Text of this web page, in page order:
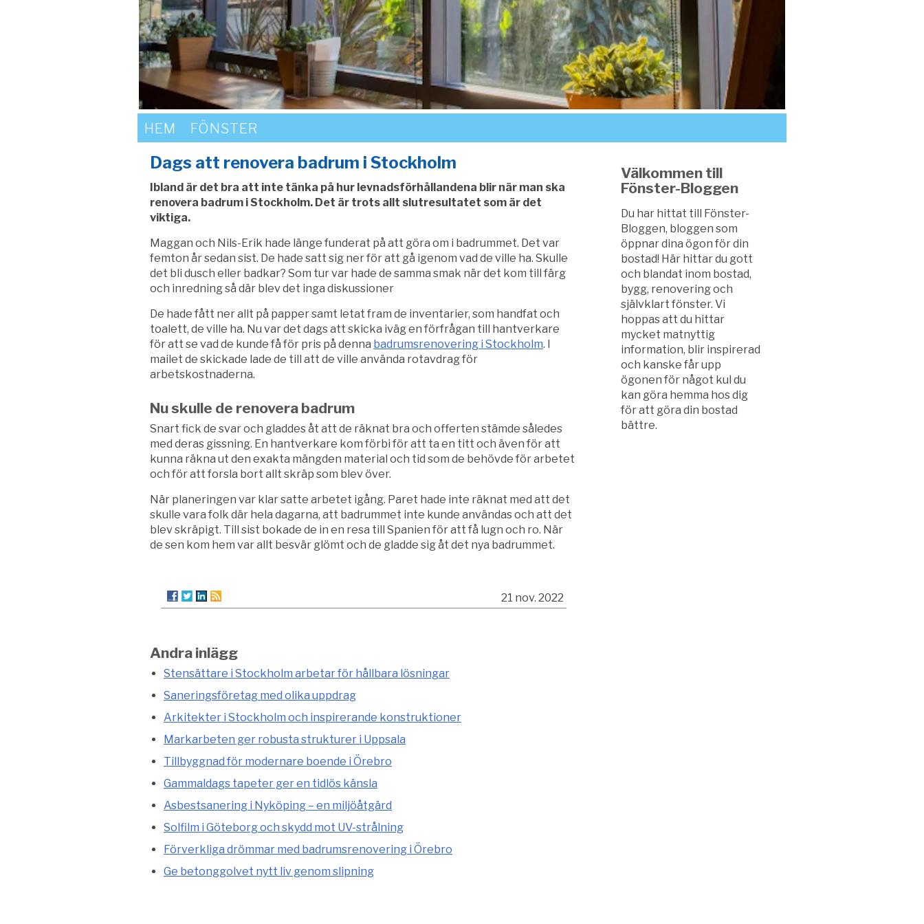
HEM FÖNSTER
Dags att renovera badrum i Stockholm
Ibland är det bra att inte tänka på hur levnadsförhållandena blir när man ska
renovera badrum i Stockholm. Det är trots allt slutresultatet som är det
viktiga.
Maggan och Nils-Erik hade länge funderat på att göra om i badrummet. Det var
femton år sedan sist. De hade satt sig ner för att gå igenom vad de ville ha. Skulle
det bli dusch eller badkar? Som tur var hade de samma smak när det kom till färg
och inredning så där blev det inga diskussioner
De hade fått ner allt på papper samt letat fram de inventarier, som handfat och
toalett, de ville ha. Nu var det dags att skicka iväg en förfrågan till hantverkare
för att se vad de kunde få för pris på denna badrumsrenovering i Stockholm. I
mailet de skickade lade de till att de ville använda rotavdrag för
arbetskostnaderna.
Nu skulle de renovera badrum
Snart fick de svar och gladdes åt att de räknat bra och offerten stämde således
med deras gissning. En hantverkare kom förbi för att ta en titt och även för att
kunna räkna ut den exakta mängden material och tid som de behövde för arbetet
och för att forsla bort allt skräp som blev över.
När planeringen var klar satte arbetet igång. Paret hade inte räknat med att det
skulle vara folk där hela dagarna, att badrummet inte kunde användas och att det
blev skräpigt. Till sist bokade de in en resa till Spanien för att få lugn och ro. När
de sen kom hem var allt besvär glömt och de gladde sig åt det nya badrummet.
21 nov. 2022
Andra inlägg
Stensättare i Stockholm arbetar för hållbara lösningar
Saneringsföretag med olika uppdrag
Arkitekter i Stockholm och inspirerande konstruktioner
Markarbeten ger robusta strukturer i Uppsala
Tillbyggnad för modernare boende i Örebro
Gammaldags tapeter ger en tidlös känsla
Asbestsanering i Nyköping – en miljöåtgärd
Solfilm i Göteborg och skydd mot UV-strålning
Förverkliga drömmar med badrumsrenovering i Örebro
Ge betonggolvet nytt liv genom slipning
Välkommen till
Fönster-Bloggen
Du har hittat till Fönster-
Bloggen, bloggen som
öppnar dina ögon för din
bostad! Här hittar du gott
och blandat inom bostad,
bygg, renovering och
självklart fönster. Vi
hoppas att du hittar
mycket matnyttig
information, blir inspirerad
och kanske får upp
ögonen för något kul du
kan göra hemma hos dig
för att göra din bostad
bättre.